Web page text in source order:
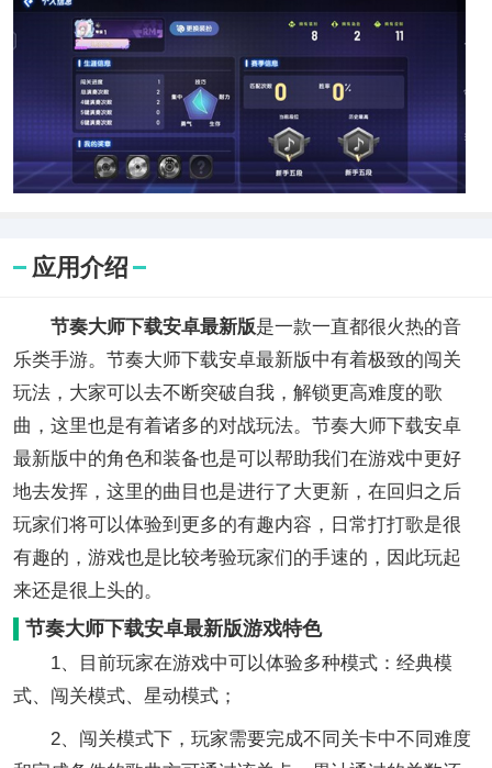
应用介绍
节奏大师下载安卓最新版是一款一直都很火热的音
乐类手游。节奏大师下载安卓最新版中有着极致的闯关
玩法，大家可以去不断突破自我，解锁更高难度的歌
曲，这里也是有着诸多的对战玩法。节奏大师下载安卓
最新版中的角色和装备也是可以帮助我们在游戏中更好
地去发挥，这里的曲目也是进行了大更新，在回归之后
玩家们将可以体验到更多的有趣内容，日常打打歌是很
有趣的，游戏也是比较考验玩家们的手速的，因此玩起
来还是很上头的。
节奏大师下载安卓最新版游戏特色
1、目前玩家在游戏中可以体验多种模式：经典模
式、闯关模式、星动模式；
2、闯关模式下，玩家需要完成不同关卡中不同难度